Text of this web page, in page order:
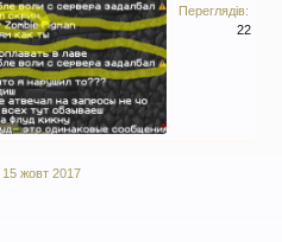
Переглядів:
22
15 жовт 2017